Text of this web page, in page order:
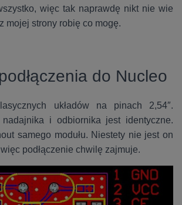
więc tak naprawdę nikt nie wie
mojej strony robię co mogę.
do Nucleo
układów na pinach 2,54″.
nadajnika i odbiornika jest identyczne.
samego modułu. Niestety nie jest on
podłączenie chwilę zajmuje.